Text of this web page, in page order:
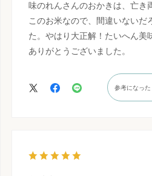
味のれんさんのおかきは、亡き
このお米なので、間違いないだ
た。やはり大正解！たいへん美
ありがとうございました。
参考になった